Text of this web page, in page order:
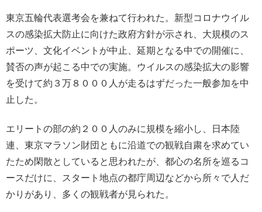
東京五輪代表選考会を兼ねて行われた。新型コロナウイル
スの感染拡大防止に向けた政府方針が示され、大規模のス
ポーツ、文化イベントが中止、延期となる中での開催に、
賛否の声が起こる中での実施。ウイルスの感染拡大の影響
を受けて約３万８０００人が走るはずだった一般参加を中
止した。
エリートの部の約２００人のみに規模を縮小し、日本陸
連、東京マラソン財団ともに沿道での観戦自粛を求めてい
たため閑散としていると思われたが、都心の名所を巡るコ
ースだけに、スタート地点の都庁周辺などから所々で人だ
かりがあり、多くの観戦者が見られた。